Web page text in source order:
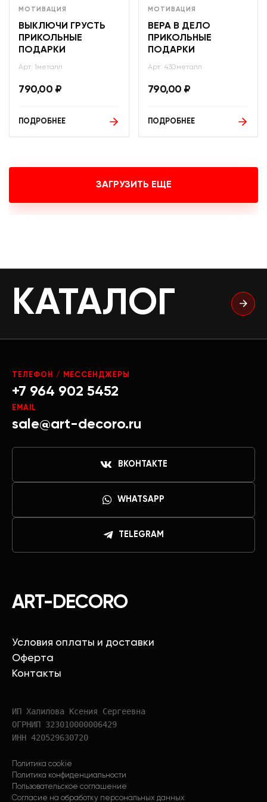
МОТИВАЦИЯ
ВЫКЛЮЧИ ГРУСТЬ
ПРИКОЛЬНЫЕ
ПОДАРКИ
Арт: 1металл
790,00 ₽
ПОДРОБНЕЕ
МОТИВАЦИЯ
ВЕРА В ДЕЛО
ПРИКОЛЬНЫЕ
ПОДАРКИ
Арт: 430металл
790,00 ₽
ПОДРОБНЕЕ
ЗАГРУЗИТЬ ЕЩЕ
КАТАЛОГ
ART-DECORO
Условия оплаты и доставки
Оферта
Контакты
ИП Халилова Ксения Сергеевна
ОГРНИП 323010000006429
ИНН 420529630720
Политика cookie
Политика конфиденциальности
Пользовательское соглашение
Согласие на обработку персональных данных
ТЕЛЕФОН / МЕССЕНДЖЕРЫ
+7 964 902 5452
EMAIL
sale@art-decoro.ru
ВКОНТАКТЕ
WHATSAPP
TELEGRAM